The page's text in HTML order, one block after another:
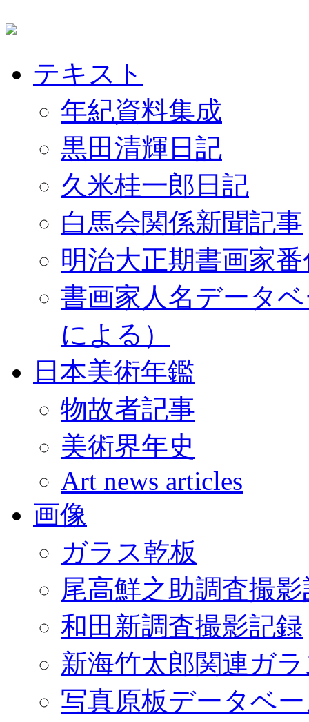
テキスト
年紀資料集成
黒田清輝日記
久米桂一郎日記
白馬会関係新聞記事
明治大正期書画家
書画家人名データ
による）
日本美術年鑑
物故者記事
美術界年史
Art news articles
画像
ガラス乾板
尾高鮮之助調査撮
和田新調査撮影記録
新海竹太郎関連ガ
写真原板データベ